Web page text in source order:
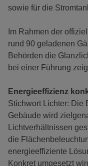
sowie für die
Im Rahmen der
rund 90 geladenen
Behörden die
bei einer Führung
Energieeffizienz
Stichwort Lichter: Die
Gebäude wird
Lichtverhältnissen
die
energieeffiziente
Konkret umgesetzt